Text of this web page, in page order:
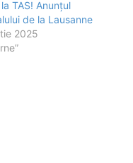
TAS! Anunțul
de la Lausanne
2025